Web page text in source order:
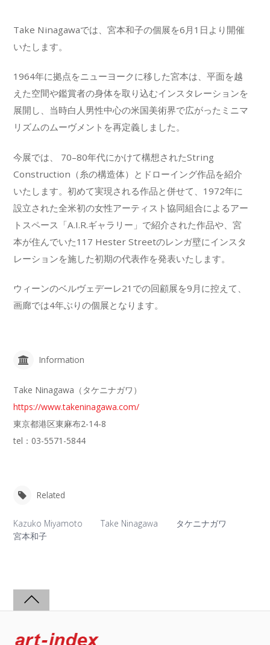
Take Ninagawaでは、宮本和子の個展を6月1日より開催
いたします。
1964年に拠点をニューヨークに移した宮本は、平面を越
えた空間や鑑賞者の身体を取り込むインスタレーションを
展開し、当時白人男性中心の米国美術界で広がったミニマ
リズムのムーヴメントを再定義しました。
今展では、 70–80年代にかけて構想されたString
Construction（糸の構造体）とドローイング作品を紹介
いたします。初めて実現される作品と併せて、1972年に
設立された全米初の女性アーティスト協同組合によるアー
トスペース「A.I.R.ギャラリー」で紹介された作品や、宮
本が住んでいた117 Hester Streetのレンガ壁にインスタ
レーションを施した初期の代表作を発表いたします。
ウィーンのベルヴェデーレ21での回顧展を9月に控えて、
画廊では4年ぶりの個展となります。
Information
Take Ninagawa（タケニナガワ）
https://www.takeninagawa.com/
東京都港区東麻布2-14-8
tel：03-5571-5844
Related
Kazuko Miyamoto Take Ninagawa
タケニナガワ
宮本和子